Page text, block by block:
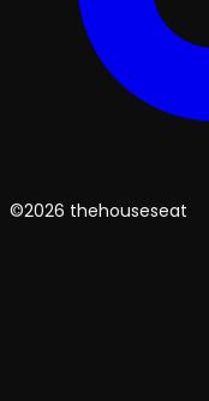
©2026 thehouseseat